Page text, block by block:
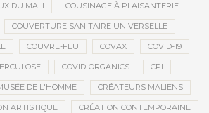
DU MALI COUSINAGE À PLAISANTERIE
COUVERTURE SANITAIRE UNIVERSELLE
COUVRE-FEU COVAX COVID-19
COVID-ORGANICS CPI
DE L'HOMME CRÉATEURS MALIENS
ARTISTIQUE CRÉATION CONTEMPORAINE